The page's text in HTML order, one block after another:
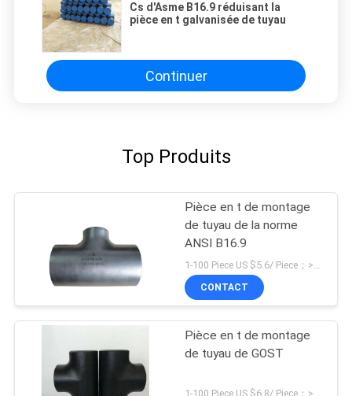
Cs d'Asme B16.9 réduisant la
pièce en t galvanisée de tuyau
Continuer
Top Produits
Pièce en t de montage
de tuyau de la norme
ANSI B16.9
1-100 Piece US $5.6/ Piece；>100 Pieces US $4.2/ Piece MOQ:1 morceau
CONTACT
Pièce en t de montage
de tuyau de GOST